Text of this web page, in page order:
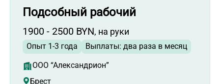
Подсобный рабочий
1900 - 2500 BYN, на руки
Опыт 1-3 года Выплаты: два раза в месяц
ООО “Александрион”
Брест